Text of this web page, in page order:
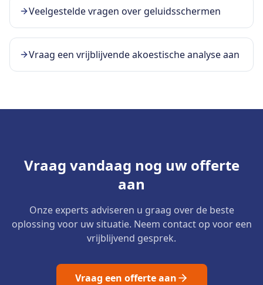
Veelgestelde vragen over geluidsschermen
Vraag een vrijblijvende akoestische analyse aan
Vraag vandaag nog uw offerte
aan
Onze experts adviseren u graag over de beste
oplossing voor uw situatie. Neem contact op voor een
vrijblijvend gesprek.
Vraag een offerte aan